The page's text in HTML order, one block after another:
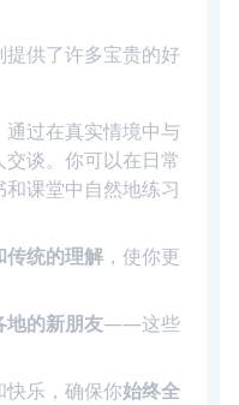
供了许多宝贵的好
通过在真实情境中与
谈。你可以在日常
课堂中自然地练习
传统的理解 ，使你更
地的新朋友——这些
快乐，确保你始终全